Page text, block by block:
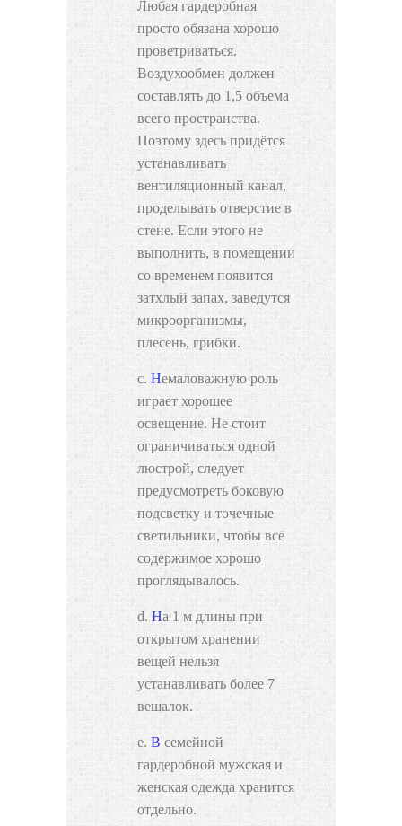
Любая гардеробная
просто обязана хорошо
проветриваться.
Воздухообмен должен
составлять до 1,5 объема
всего пространства.
Поэтому здесь придётся
устанавливать
вентиляционный канал,
проделывать отверстие в
стене. Если этого не
выполнить, в помещении
со временем появится
затхлый запах, заведутся
микроорганизмы,
плесень, грибки.
Немаловажную роль
играет хорошее
освещение. Не стоит
ограничиваться одной
люстрой, следует
предусмотреть боковую
подсветку и точечные
светильники, чтобы всё
содержимое хорошо
проглядывалось.
На 1 м длины при
открытом хранении
вещей нельзя
устанавливать более 7
вешалок.
В семейной
гардеробной мужская и
женская одежда хранится
отдельно.